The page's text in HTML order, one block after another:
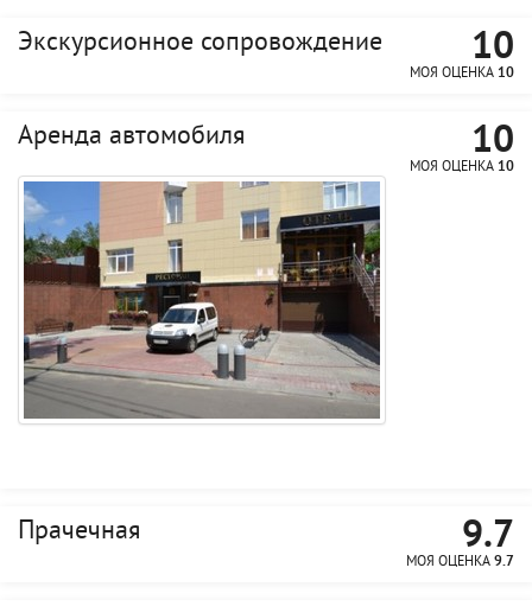
Экскурсионное сопровождение 10
МОЯ ОЦЕНКА 10
Аренда автомобиля 10
МОЯ ОЦЕНКА 10
Прачечная 9.7
МОЯ ОЦЕНКА 9.7